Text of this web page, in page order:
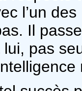
l’un
Il
pas